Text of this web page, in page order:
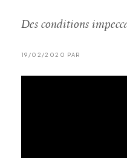
Des conditions
19/02/2020 PAR